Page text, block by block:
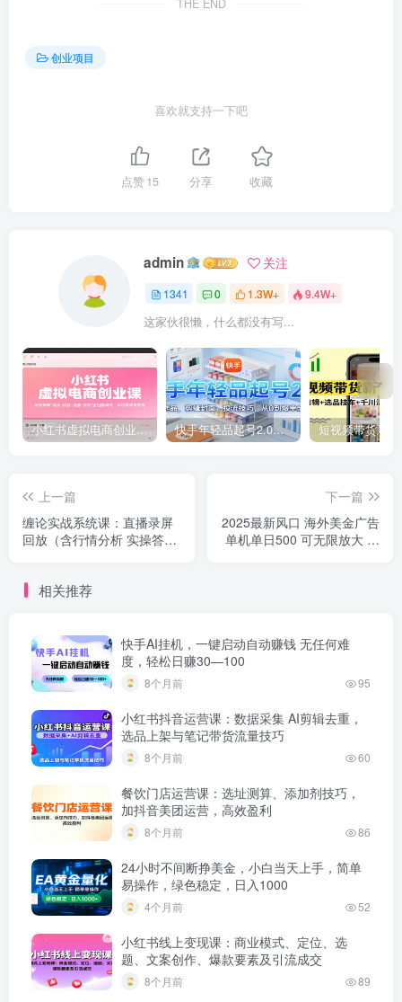
THE END
创业项目
喜欢就支持一下吧
点赞15 分享 收藏
admin 关注
1341 0 1.3W+ 9.4W+
这家伙很懒，什么都没有写...
小红书虚拟电商创业课，系统拆解选品-内容-流量-变现，实现零成本变现 快手年轻品起号2.0：养号选品，剪辑封面，投流技巧，从0到爆单全流程
上一篇
缠论实战系统课：直播录屏
回放（含行情分析 实操答疑
下一篇
2025最新风口 海外美金广告
单机单日500 可无限放大 设
相关推荐
快手AI挂机，一键启动自动赚钱 无任何难
度，轻松日赚30—100
8个月前 95
小红书抖音运营课：数据采集 AI剪辑去重，
选品上架与笔记带货流量技巧
8个月前 60
餐饮门店运营课：选址测算、添加剂技巧，
加抖音美团运营，高效盈利
8个月前 86
24小时不间断挣美金，小白当天上手，简单
易操作，绿色稳定，日入1000
4个月前 52
小红书线上变现课：商业模式、定位、选
题、文案创作、爆款要素及引流成交
8个月前 89